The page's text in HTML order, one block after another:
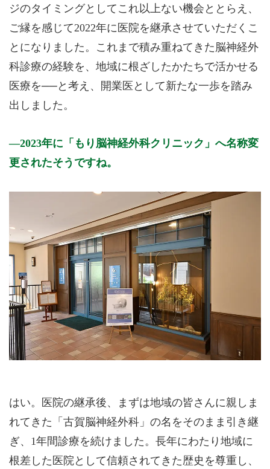
ジのタイミングとしてこれ以上ない機会ととらえ、
ご縁を感じて2022年に医院を継承させていただくこ
とになりました。これまで積み重ねてきた脳神経外
科診療の経験を、地域に根ざしたかたちで活かせる
医療を──と考え、開業医として新たな一歩を踏み
出しました。
2023年に「もり脳神経外科クリニック」へ名称変
更されたそうですね。
はい。医院の継承後、まずは地域の皆さんに親しま
れてきた「古賀脳神経外科」の名をそのまま引き継
ぎ、1年間診療を続けました。長年にわたり地域に
根差した医院として信頼されてきた歴史を尊重し、